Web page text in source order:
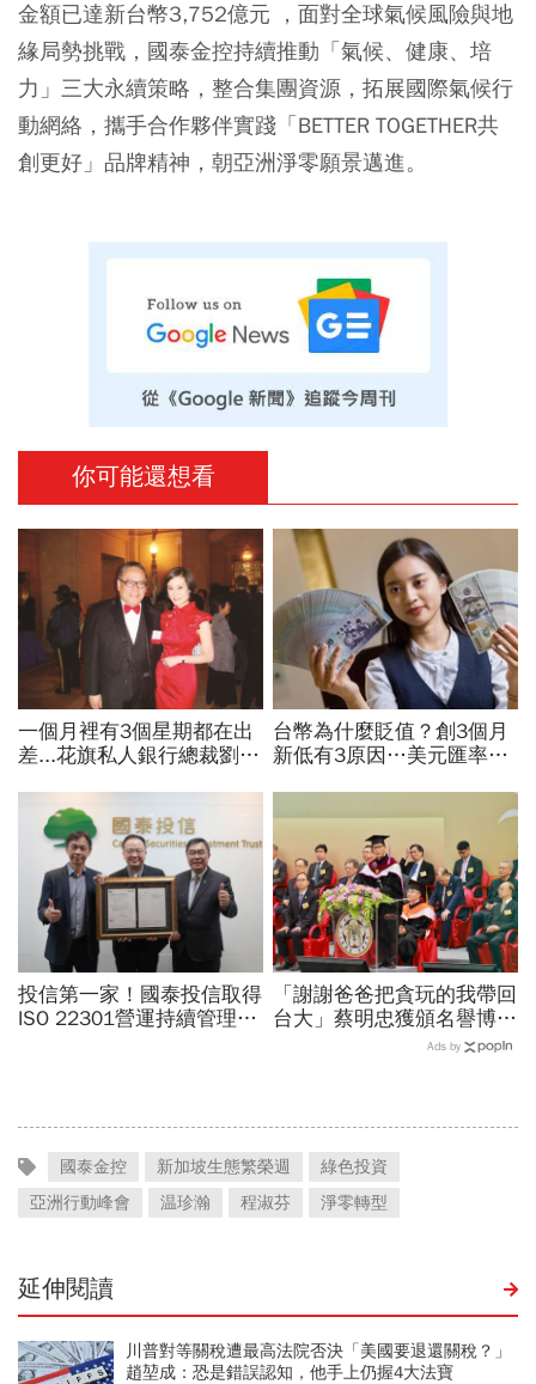
金額已達新台幣3,752億元 ，面對全球氣候風險與地
緣局勢挑戰，國泰金控持續推動「氣候、健康、培
力」三大永續策略，整合集團資源，拓展國際氣候行
動網絡，攜手合作夥伴實踐「BETTER TOGETHER共
創更好」品牌精神，朝亞洲淨零願景邁進。
你可能還想看
一個月裡有3個星期都在出
差...花旗私人銀行總裁劉宏
成家，不是憑空而起
台幣為什麼貶值？創3個月
新低有3原因…美元匯率接
投信第一家！國泰投信取得
ISO 22301營運持續管理認
「謝謝爸爸把貪玩的我帶回
台大」蔡明忠獲頒名譽博
士！回憶當年1通電話叫他
Ads by
國泰金控 新加坡生態繁榮週
綠色投資
亞洲行動峰會
温珍瀚 程淑芬 淨零轉型
延伸閱讀
川普對等關稅遭最高法院否決「美國要退還關稅？」
趙堃成：恐是錯誤認知，他手上仍握4大法寶